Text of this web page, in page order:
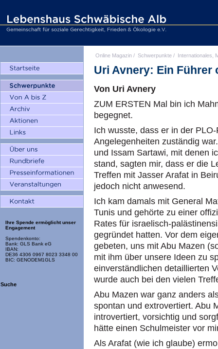
Ihre Spende ermöglicht unser
Engagement
Spendenkonto:
Bank: GLS Bank eG
IBAN:
DE36 4306 0967 8023 3348 00
BIC: GENODEM1GLS
Suche
Online Magazin / Schwerpunkte / Internationales,
Uri Avnery: Ein Führer
Von Uri Avnery
ZUM ERSTEN Mal bin ich
begegnet.
Ich wusste, dass er in der
Angelegenheiten zuständig
und Issam Sartawi, mit denen
stand, sagten mir, dass er die
Treffen mit Jasser Arafat in
jedoch nicht anwesend.
Ich kam damals mit General
Tunis und gehörte zu einer
Rates für israelisch-
gegründet hatten. Vor dem
gebeten, uns mit Abu Mazen
mit ihm über unsere Ideen zu
einverständlichen detaillierten
wurde auch bei den vielen
Abu Mazen war ganz anders
spontan und extrovertiert. Abu
introvertiert, vorsichtig und
hätte einen Schulmeister vor
Als Arafat (wie ich glaube)